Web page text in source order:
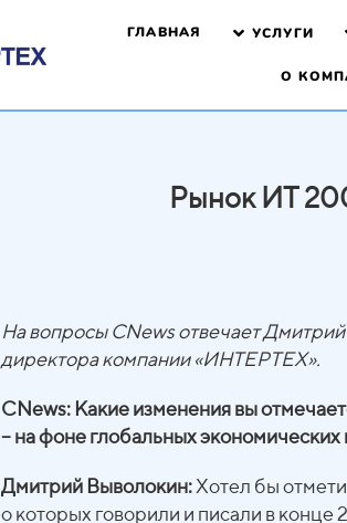
ГЛАВНАЯ УСЛУГИ
О
Рынок ИТ
На вопросы CNews отвечает
директора компании «ИНТЕРТЕХ».
CNews: Какие изменения вы
– на фоне глобальных
Дмитрий Выволокин:Хотел бы
о которых говорили и писали в